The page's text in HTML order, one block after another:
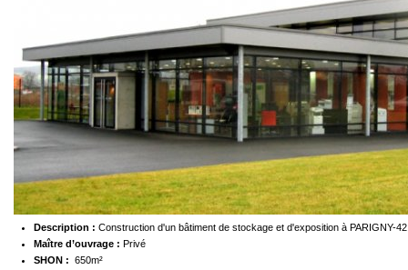
Description : Construction d'un bâtiment de stockage et d'exposition à PARIGNY-42
Maître d’ouvrage : Privé
SHON : 650m²